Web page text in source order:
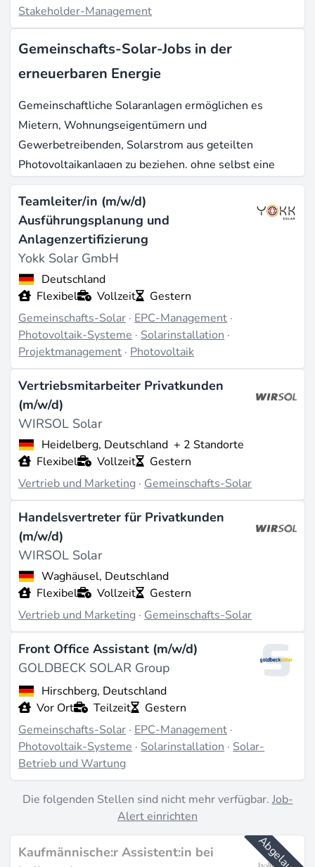
Stakeholder-Management
Gemeinschafts-Solar-Jobs in der
erneuerbaren Energie
Gemeinschaftliche Solaranlagen ermöglichen es
Mietern, Wohnungseigentümern und
Gewerbetreibenden, Solarstrom aus geteilten
Photovoltaikanlagen zu beziehen, ohne selbst eine
Anlage auf dem eigenen Dach zu betreiben. In
Deutschland existiert dieses Konzept vor allem als
Mieterstrom - Strom aus PV-Anlagen auf
Mehrfamilienhäusern, der direkt an die Mieter im
Gebäude geliefert wird. Rund
Mieterhaushaltehaben laut
Bundeswirtschaftsministerium gute Voraussetzungen
für Mieterstrom, doch die tatsächliche Verbreitung
bleibt weit hinter diesem Potenzial zurück.
Das Besondere an diesem Segment als Arbeitsfeld: Es
verlangt neben technischer Kompetenz ein tiefes
Verständnis regulatorischer Rahmenbedingungen, die
sich häufig ändern. Das
Bundesrat im Februar 2025 verabschiedet hat,
verbessert die Wirtschaftlichkeit von Mieterstrom und
Quartiersstrom erheblich und schafft damit neue
Stellen in Planung, Umsetzung und Betrieb.
Welche Positionen gefragt sind
Gemeinschaftliche Solarprojekte erfordern
Projektleiter, die Mieter, Hausverwaltungen und
Netzbetreiber koordinieren können. Techniker
übernehmenInstallationundWartungder Anlagen,
während Abrechnungsspezialisten die Stromlieferung
an einzelne Parteien verwalten. Softwareentwickler
bauen die Plattformen für Messung, Abrechnung und
Netzintegration. In Deutschland fehlen aktuell rund
216.000 Fachkräfte für den Ausbau von Solar- und
Windenergie - ein Mangel, der besonders im
Mieterstrommodell spürbar ist, weil hier Elektrik, IT
Klarsolarmit Sitz in Heidelberg vermittelt und plant
Teamleiter/in (m/w/d)
Ausführungsplanung und
Anlagenzertifizierung
Yokk Solar GmbH
Deutschland
Flexibel
Vollzeit
Gestern
Gemeinschafts-Solar · EPC-Management ·
Photovoltaik-Systeme · Solarinstallation ·
Projektmanagement · Photovoltaik
Vertriebsmitarbeiter Privatkunden
(m/w/d)
WIRSOL Solar
Heidelberg, Deutschland + 2 Standorte
Flexibel
Vollzeit
Gestern
Vertrieb und Marketing · Gemeinschafts-Solar
Handelsvertreter für Privatkunden
(m/w/d)
WIRSOL Solar
Waghäusel, Deutschland
Flexibel
Vollzeit
Gestern
Vertrieb und Marketing · Gemeinschafts-Solar
Front Office Assistant (m/w/d)
GOLDBECK SOLAR Group
Hirschberg, Deutschland
Vor Ort
Teilzeit
Gestern
Gemeinschafts-Solar·EPC-Management·
Photovoltaik-Systeme·Solarinstallation·Solar-
Betrieb und Wartung
Die folgenden Stellen sind nicht mehr verfügbar. Job-
Alert einrichten
Kaufmännische:r Assistent:in bei